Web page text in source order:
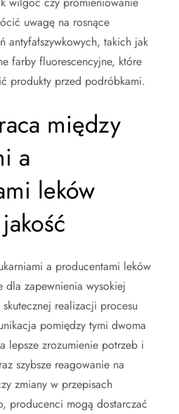
uwagę na rosnące
antyfałszywkowych, takich jak
farby fluorescencyjne, które
produkty przed podróbkami.
między
a
leków
a producentami leków
dla zapewnienia wysokiej
realizacji procesu
pomiędzy tymi dwoma
lepsze zrozumienie potrzeb i
szybsze reagowanie na
zmiany w przepisach
producenci mogą dostarczać